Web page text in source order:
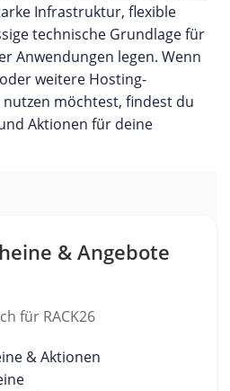
Infrastruktur, flexible
technische Grundlage für
Anwendungen legen. Wenn
weitere Hosting-
nutzen möchtest, findest du
Aktionen für deine
& Angebote
für RACK26
& Aktionen